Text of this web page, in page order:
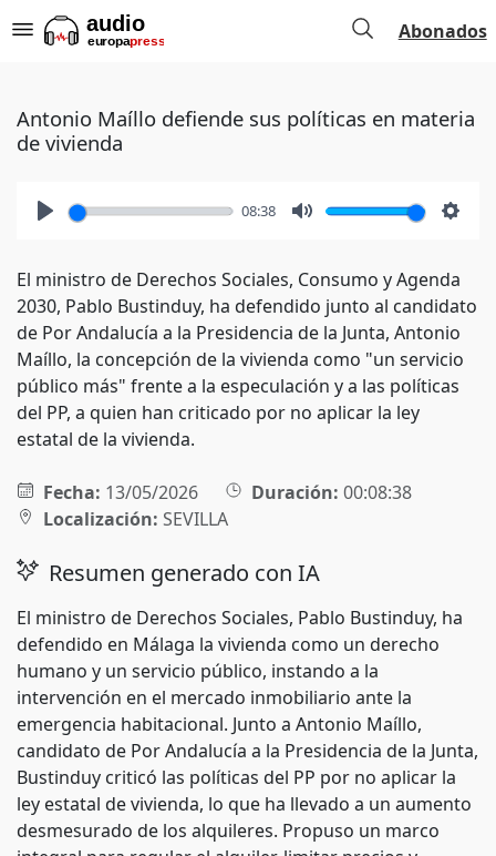
Abonados
Antonio Maíllo defiende sus políticas en materia
de vivienda
08:38
El ministro de Derechos Sociales, Consumo y Agenda
2030, Pablo Bustinduy, ha defendido junto al candidato
de Por Andalucía a la Presidencia de la Junta, Antonio
Maíllo, la concepción de la vivienda como "un servicio
público más" frente a la especulación y a las políticas
del PP, a quien han criticado por no aplicar la ley
estatal de la vivienda.
Fecha: 13/05/2026 Duración: 00:08:38
Localización: SEVILLA
Resumen generado con IA
El ministro de Derechos Sociales, Pablo Bustinduy, ha
defendido en Málaga la vivienda como un derecho
humano y un servicio público, instando a la
intervención en el mercado inmobiliario ante la
emergencia habitacional. Junto a Antonio Maíllo,
candidato de Por Andalucía a la Presidencia de la Junta,
Bustinduy criticó las políticas del PP por no aplicar la
ley estatal de vivienda, lo que ha llevado a un aumento
desmesurado de los alquileres. Propuso un marco